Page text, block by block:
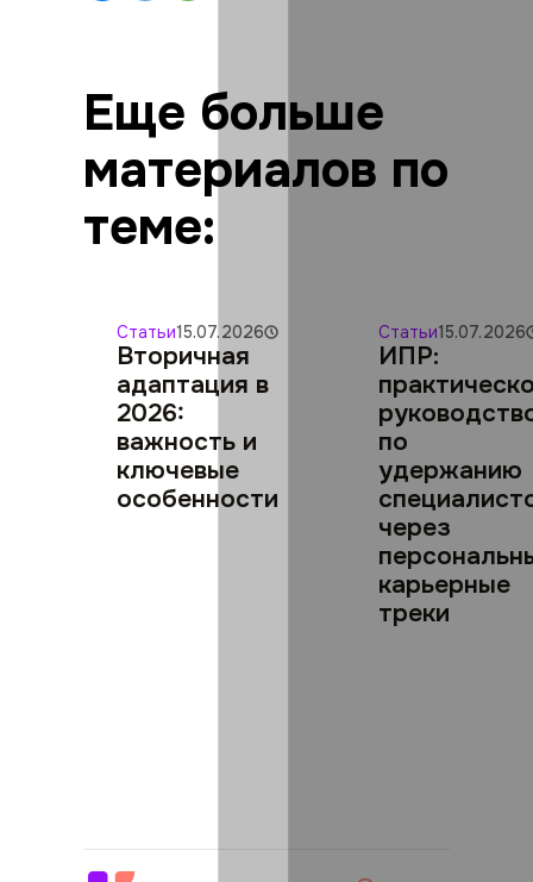
Еще больше
материалов по
теме:
Статьи15.07.2026
Вторичная
адаптация в
2026:
важность и
ключевые
особенности
Статьи15.07.2026
ИПР:
по
удержанию
через
карьерные
треки